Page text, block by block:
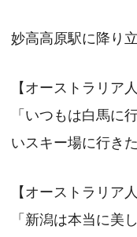
妙高高原駅に降り
【オーストラリア
「いつもは白馬に
いスキー場に行きた
【オーストラリア
「新潟は本当に美